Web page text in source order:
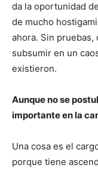
da la oportunidad
de mucho
ahora. Sin
subsumir en un
existieron.
Aunque no se
importante en la
Una cosa es el
porque tiene